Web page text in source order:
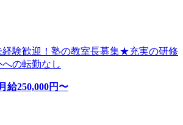
経験歓迎！塾の教室長募集★充実の研修
の転勤なし
月給250,000円〜